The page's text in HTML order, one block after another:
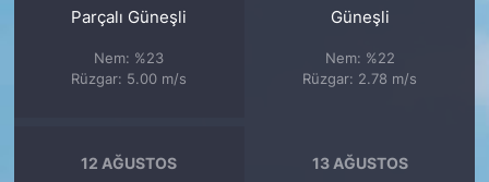
Parçalı Güneşli
Nem: %23
Rüzgar: 5.00 m/s
Güneşli
Nem: %22
Rüzgar: 2.78 m/s
12 AĞUSTOS 13 AĞUSTOS